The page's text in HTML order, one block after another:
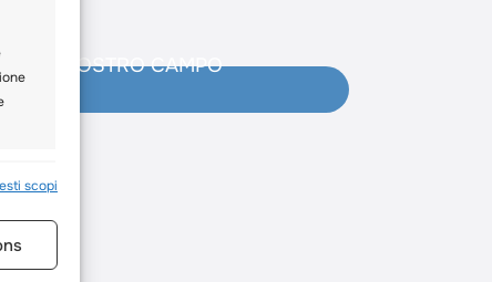
attivo
scopi
SUL NOSTRO CAMPO